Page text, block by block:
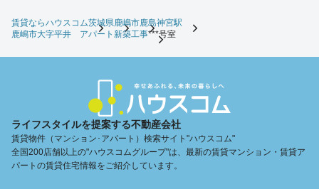
賃貸ならハウスコム茨城県鹿嶋市鹿島神宮駅
鹿嶋市大字平井 アパート新築工事***号室
ライフスタイルを提案する不動産会社
賃貸物件（マンション･アパート）検索サイト"ハウスコム"
全国200店舗以上の"ハウスコムグループ"は、最新の賃貸マンション・賃貸ア
パートの賃貸住宅情報をご紹介しています。